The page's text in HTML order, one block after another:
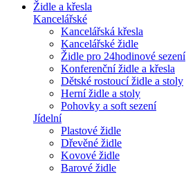
Židle a křesla
Kancelářské
Kancelářská křesla
Kancelářské židle
Židle pro 24hodinové sezení
Konferenční židle a křesla
Dětské rostoucí židle a stoly
Herní židle a stoly
Pohovky a soft sezení
Jídelní
Plastové židle
Dřevěné židle
Kovové židle
Barové židle